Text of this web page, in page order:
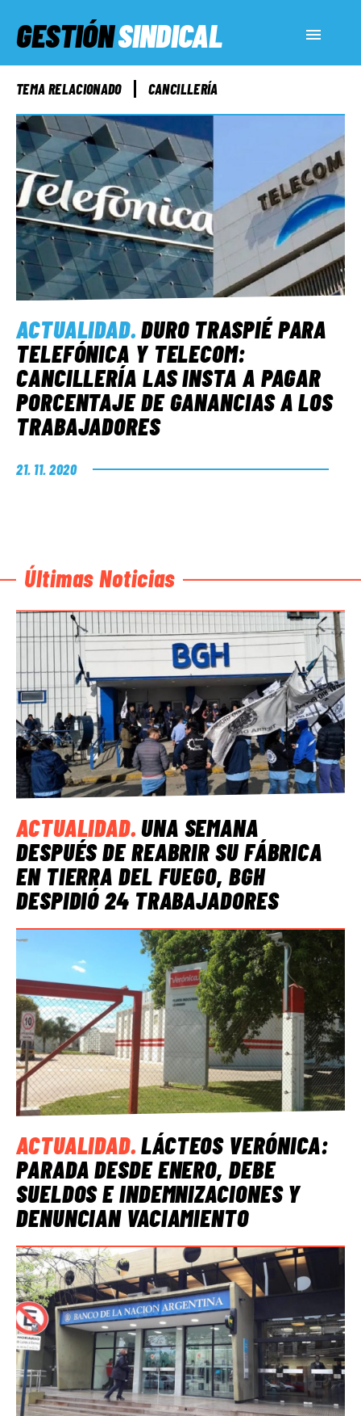
GESTIÓNSINDICAL
ACTUALIDAD
SERVICIOS SOCIALES
INFORMES ESPECIALES
FUERA DE MEGÁFONO
EL LADO «G»
TEMA RELACIONADO CANCILLERÍA
ACTUALIDAD.DURO TRASPIÉ PARA
TELEFÓNICA Y TELECOM:
CANCILLERÍA LAS INSTA A PAGAR
PORCENTAJE DE GANANCIAS A LOS
TRABAJADORES
21. 11. 2020
Últimas Noticias
ACTUALIDAD.UNA SEMANA
DESPUÉS DE REABRIR SU FÁBRICA
EN TIERRA DEL FUEGO, BGH
DESPIDIÓ 24 TRABAJADORES
ACTUALIDAD.LÁCTEOS VERÓNICA:
PARADA DESDE ENERO, DEBE
SUELDOS E INDEMNIZACIONES Y
DENUNCIAN VACIAMIENTO